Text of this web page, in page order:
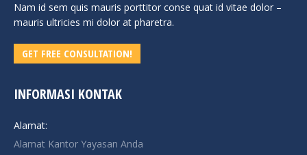
Nam id sem quis mauris porttitor conse quat id vitae dolor –
mauris ultricies mi dolor at pharetra.
GET FREE CONSULTATION!
INFORMASI KONTAK
Alamat:
Alamat Kantor Yayasan Anda